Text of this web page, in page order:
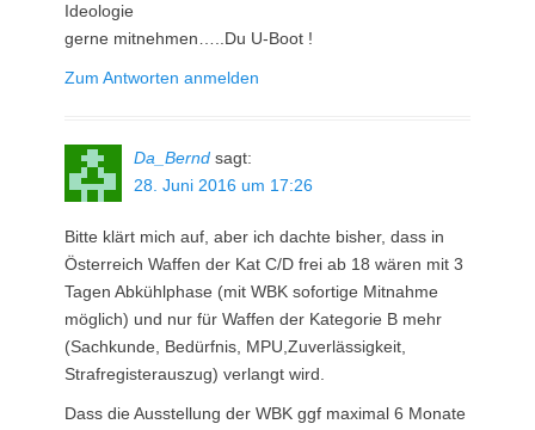
Ideologie
gerne mitnehmen…..Du U-Boot !
Zum Antworten anmelden
Da_Bernd sagt:
28. Juni 2016 um 17:26
Bitte klärt mich auf, aber ich dachte bisher, dass in
Österreich Waffen der Kat C/D frei ab 18 wären mit 3
Tagen Abkühlphase (mit WBK sofortige Mitnahme
möglich) und nur für Waffen der Kategorie B mehr
(Sachkunde, Bedürfnis, MPU,Zuverlässigkeit,
Strafregisterauszug) verlangt wird.
Dass die Ausstellung der WBK ggf maximal 6 Monate